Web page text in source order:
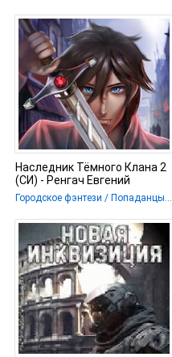
Наследник Тёмного Клана 2
(СИ) - Ренгач Евгений
Городское фэнтези / Попаданцы / Фэнтези